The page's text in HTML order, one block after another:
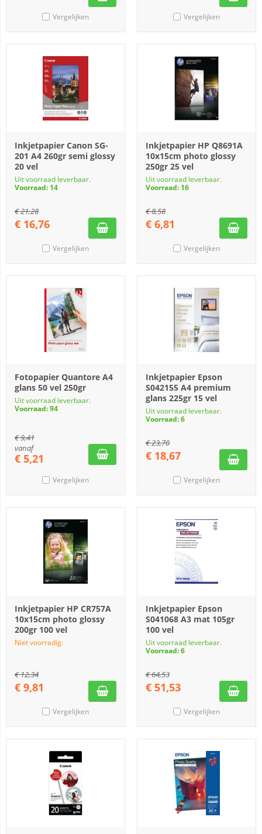
Vergelijken Vergelijken
Inkjetpapier Canon SG-
201 A4 260gr semi glossy
20 vel
Uit voorraad leverbaar.
Voorraad: 14
€21,28
€ 16,76
Vergelijken
Inkjetpapier HP Q8691A
10x15cm photo glossy
250gr 25 vel
Uit voorraad leverbaar.
Voorraad: 16
€8,58
€ 6,81
Vergelijken
Fotopapier Quantore A4
glans 50 vel 250gr
Uit voorraad leverbaar.
Voorraad: 94
€9,41
vanaf
€ 5,21
Vergelijken
Inkjetpapier Epson
S042155 A4 premium
glans 225gr 15 vel
Uit voorraad leverbaar.
Voorraad: 6
€23,70
€ 18,67
Vergelijken
Inkjetpapier HP CR757A
10x15cm photo glossy
200gr 100 vel
Niet voorradig:
€12,34
€ 9,81
Vergelijken
Inkjetpapier Epson
S041068 A3 mat 105gr
100 vel
Uit voorraad leverbaar.
Voorraad: 6
€64,53
€ 51,53
Vergelijken